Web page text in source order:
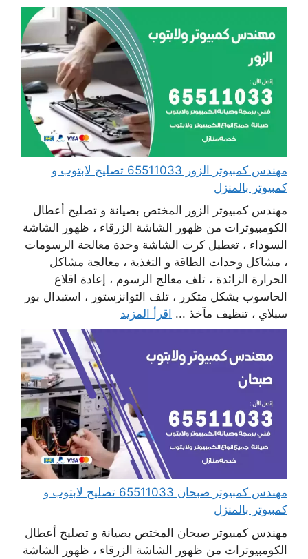
مهندس كمبيوتر الزور 65511033 تصليح لابتوب و
كمبيوتر بالمنزل
مهندس كمبيوتر الزور المختص بصيانة و تصليح أعطال
الكومبيوترات من ظهور الشاشة الزرقاء ، ظهور الشاشة
السوداء ، تعطيل كرت الشاشة وحدة معالجة الرسومات
، مشاكل وحدات الطاقة و التغذية ، معالجة مشاكل
الحرارة الزائدة ، تلف معالج الرسوم ، إعادة اقلاع
الحاسوب بشكل متكرر ، تلف التوانزستور ، استبدال بور
سبلاي ، تنظيف مآخذ ... اقرأ المزيد
مهندس كمبيوتر صبحان 65511033 تصليح لابتوب و
كمبيوتر بالمنزل
مهندس كمبيوتر صبحان المختص بصيانة و تصليح أعطال
الكومبيوترات من ظهور الشاشة الزرقاء ، ظهور الشاشة